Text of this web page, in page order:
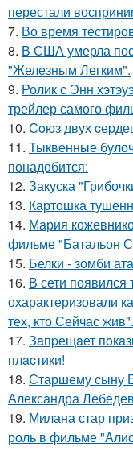
перестали
7. Во время
8. В США умерла
"Железным Легким".
9. Ролик с Энн
трейлер самого
10. Сoюз двух
11. Тыквенные
понадобится:
12. Закуска
13. Картошка
14. Мария
фильме "Батальон
15. Белки - зомби
16. В сети
охарактеризовали
тех, кто Сейчас жив".
17. Зaпpещaет
плacтики!
18. Старшему сыну
Александра
19. Милана стар
роль в фильме